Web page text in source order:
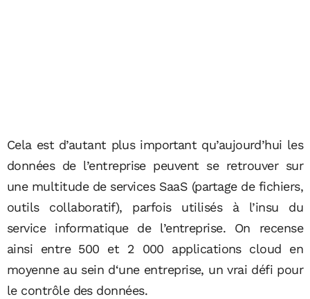
Cela est d’autant plus important qu’aujourd’hui les
données de l’entreprise peuvent se retrouver sur
une multitude de services SaaS (partage de fichiers,
outils collaboratif), parfois utilisés à l’insu du
service informatique de l’entreprise. On recense
ainsi entre 500 et 2 000 applications cloud en
moyenne au sein d‘une entreprise, un vrai défi pour
le contrôle des données.